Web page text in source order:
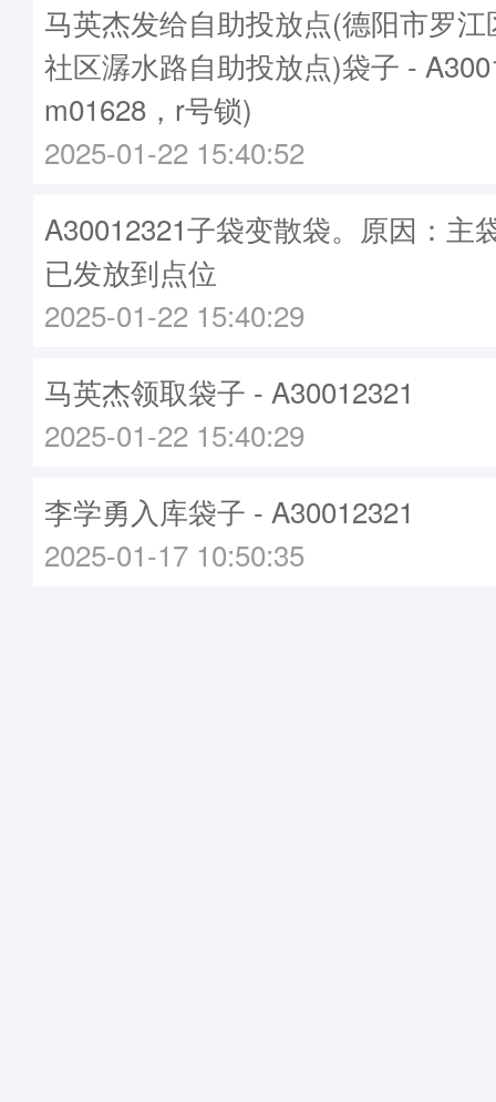
马英杰发给自助投放点(德阳市罗
社区潺水路自助投放点)袋子 -
m01628，r号锁)
2025-01-22 15:40:52
A30012321子袋变散袋。原因：主
已发放到点位
2025-01-22 15:40:29
马英杰领取袋子 - A30012321
2025-01-22 15:40:29
李学勇入库袋子 - A30012321
2025-01-17 10:50:35